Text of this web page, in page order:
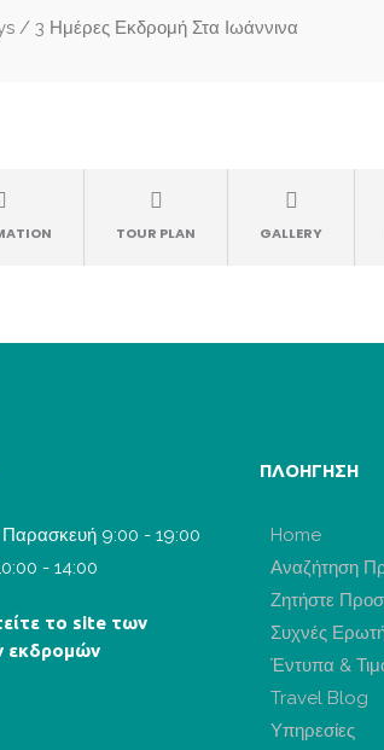
/ 3 Ημέρες Εκδρομή Στα Ιωάννινα
TOUR PLAN GALLERY
9:00 - 19:00
- 14:00
το site των
εκδρομών
ΠΛΟΗΓΗΣΗ
Home
Αναζήτηση
Ζητήστε
Συχνές
Έντυπα &
Travel Blog
Υπηρεσίες